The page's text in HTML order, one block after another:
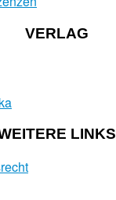
VERLAG
LINKS